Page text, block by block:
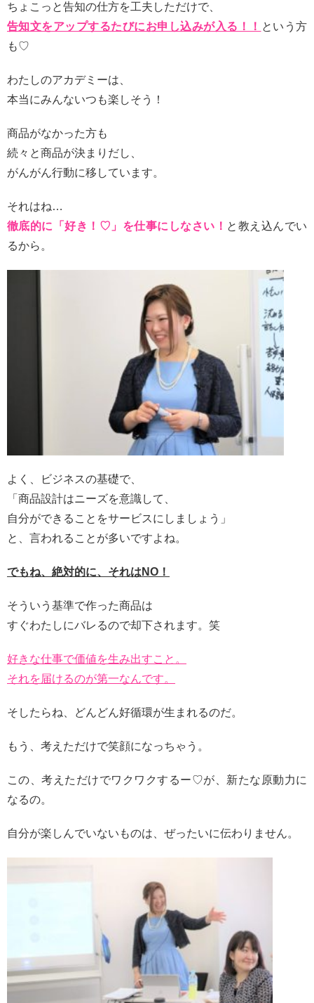
ちょこっと告知の仕方を工夫しただけで、
告知文をアップするたびにお申し込みが入る！！ という方
も♡
わたしのアカデミーは、
本当にみんないつも楽しそう！
商品がなかった方も
続々と商品が決まりだし、
がんがん行動に移しています。
それはね…
徹底的に「好き！♡」を仕事にしなさい！ と教え込んでい
るから。
よく、ビジネスの基礎で、
「商品設計はニーズを意識して、
自分ができることをサービスにしましょう」
と、言われることが多いですよね。
でもね、絶対的に、それはNO！
そういう基準で作った商品は
すぐわたしにバレるので却下されます。笑
好きな仕事で価値を生み出すこと。
それを届けるのが第一なんです。
そしたらね、どんどん好循環が生まれるのだ。
もう、考えただけで笑顔になっちゃう。
この、考えただけでワクワクするー♡が、新たな原動力に
なるの。
自分が楽しんでいないものは、ぜったいに伝わりません。